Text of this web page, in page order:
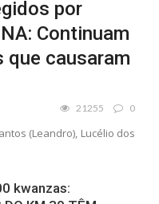
por
Continuam
que causaram
21255 0
(Leandro), Lucélio dos
kwanzas: